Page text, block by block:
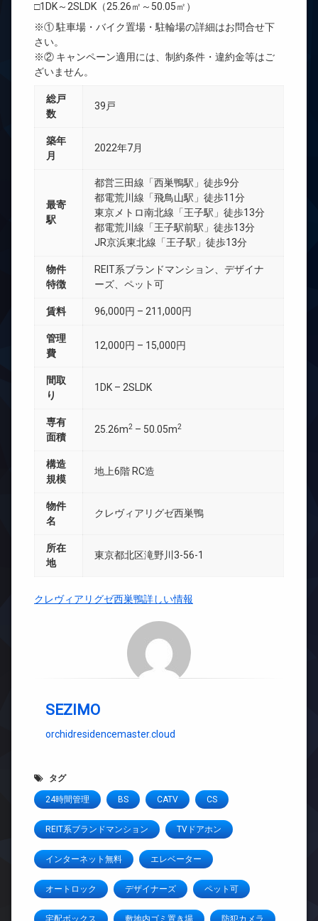
□1DK～2SLDK（25.26㎡～50.05㎡）
※① 駐車場・バイク置場・駐輪場の詳細はお問合せ下
さい。
※② キャンペーン適用には、制約条件・違約金等はご
ざいません。
総戸
数
39戸
築年
月
2022年7月
最寄
駅
都営三田線「西巣鴨駅」徒歩9分
都電荒川線「飛鳥山駅」徒歩11分
東京メトロ南北線「王子駅」徒歩13分
都電荒川線「王子駅前駅」徒歩13分
JR京浜東北線「王子駅」徒歩13分
物件
特徴
REIT系ブランドマンション、デザイナ
ーズ、ペット可
賃料 96,000円 – 211,000円
管理
費
12,000円 – 15,000円
間取
り
1DK – 2SLDK
専有
面積
25.26m2 – 50.05m2
構造
規模
地上6階 RC造
物件
名
クレヴィアリグゼ西巣鴨
所在
地
東京都北区滝野川3-56-1
クレヴィアリグゼ西巣鴨詳しい情報
SEZIMO
orchidresidencemaster.cloud
タグ
24時間管理 BS CATV CS
REIT系ブランドマンション TVドアホン
インターネット無料 エレベーター
オートロック デザイナーズ ペット可
宅配ボックス 敷地内ゴミ置き場 防犯カメラ